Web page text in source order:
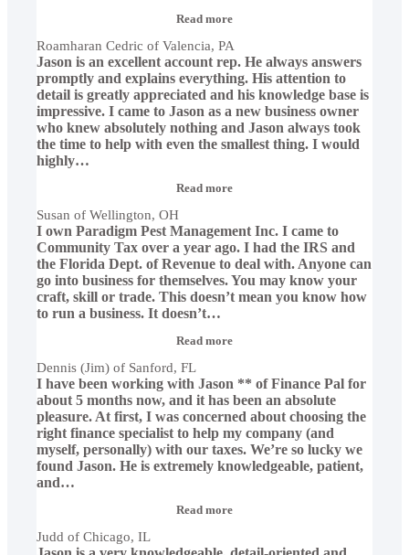
Read more“Roamharan
of
Valencia,
PA”
Roamharan Cedric of Valencia, PA
Jason is an excellent account rep. He always answers
promptly and explains everything. His attention to
detail is greatly appreciated and his knowledge base is
impressive. I came to Jason as a new business owner
who knew absolutely nothing and Jason always took
the time to help with even the smallest thing. I would
highly…
Read more“Susan
OH”
Susan of Wellington, OH
I own Paradigm Pest Management Inc. I came to
Community Tax over a year ago. I had the IRS and
the Florida Dept. of Revenue to deal with. Anyone can
go into business for themselves. You may know your
craft, skill or trade. This doesn’t mean you know how
to run a business. It doesn’t…
Read more“Dennis
Sanford,
FL”
Dennis (Jim) of Sanford, FL
I have been working with Jason ** of Finance Pal for
about 5 months now, and it has been an absolute
pleasure. At first, I was concerned about choosing the
right finance specialist to help my company (and
myself, personally) with our taxes. We’re so lucky we
found Jason. He is extremely knowledgeable, patient,
and…
Read more“Judd
Judd of Chicago, IL